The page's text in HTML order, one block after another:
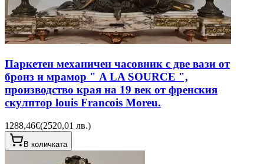
Паркетен механичен часовник с две вази от
бронз и мрамор " A LA SOURCE ",
производство края на 19 век от френския
скулптор louis Francois Moreu.
1288,46€(2520,01 лв.)
В количката